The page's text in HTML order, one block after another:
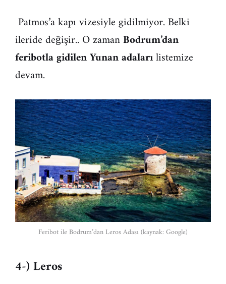
Patmos’a kapı vizesiyle gidilmiyor. Belki
ileride değişir.. O zamanBodrum’dan
feribotla gidilen Yunan adalarılistemize
devam.
Feribot ile Bodrum’dan Leros Adası (kaynak: Google)
4-) Leros